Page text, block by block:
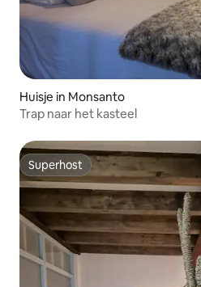
Huisje in Monsanto
Trap naar het kasteel
Superhost
Superhost